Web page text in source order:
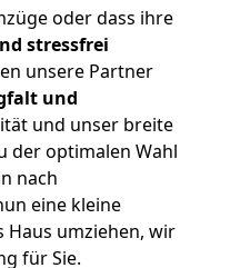
oder dass ihre
stressfrei
unsere Partner
und
und unser breite
der optimalen Wahl
nach
eine kleine
umziehen, wir
für Sie.